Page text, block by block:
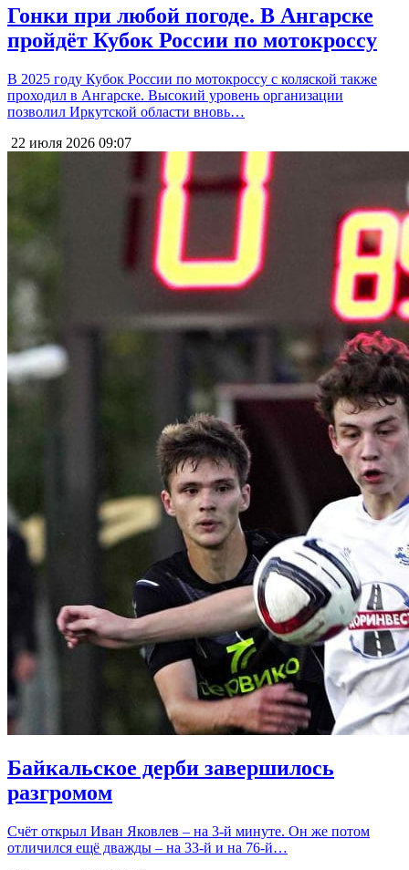
Гонки при любой погоде. В Ангарске
пройдёт Кубок России по мотокроссу
В 2025 году Кубок России по мотокроссу с коляской также
проходил в Ангарске. Высокий уровень организации
позволил Иркутской области вновь…
22 июля 2026 09:07
Байкальское дерби завершилось
разгромом
Счёт открыл Иван Яковлев – на 3-й минуте. Он же потом
отличился ещё дважды – на 33-й и на 76-й…